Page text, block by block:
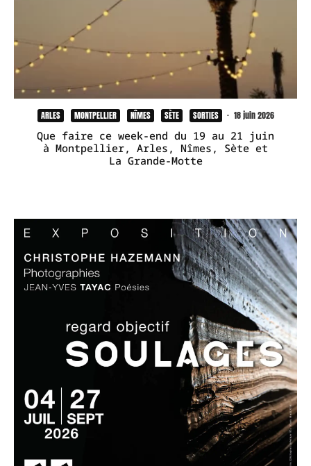
ARLES MONTPELLIER NÎMES SÈTE SORTIES · 18 juin 2026
Que faire ce week-end du 19 au 21 juin
à Montpellier, Arles, Nîmes, Sète et
La Grande-Motte